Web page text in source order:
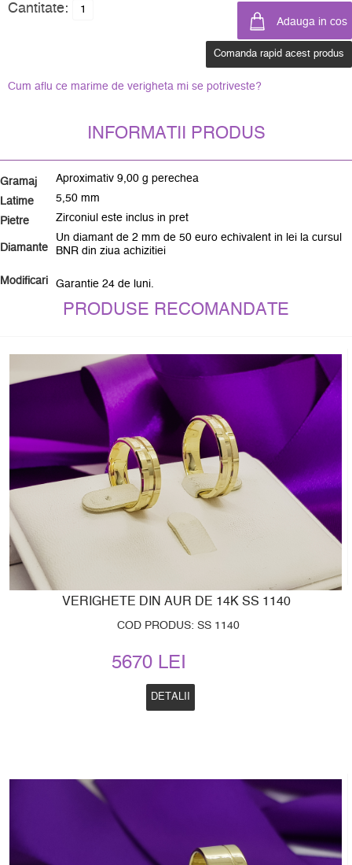
Cantitate:
Comanda rapid acest produs
Cum aflu ce marime de verigheta mi se potriveste?
INFORMATII PRODUS
Gramaj Aproximativ 9,00 g perechea
Latime 5,50 mm
Pietre Zirconiul este inclus in pret
Diamante
Un diamant de 2 mm de 50 euro echivalent in lei la cursul
BNR din ziua achizitiei
Modificari Garantie 24 de luni.
PRODUSE RECOMANDATE
VERIGHETE DIN AUR DE 14K SS 1140
COD PRODUS: SS 1140
5670 LEI
DETALII